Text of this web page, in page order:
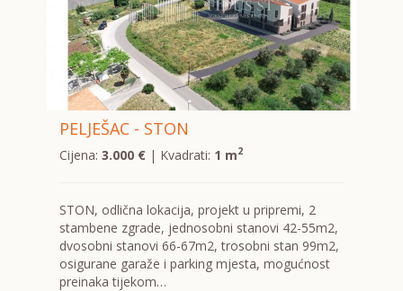
PELJEŠAC - STON
Cijena: 3.000 €| Kvadrati: 1 m2
STON, odlična lokacija, projekt u pripremi, 2
stambene zgrade, jednosobni stanovi 42-55m2,
dvosobni stanovi 66-67m2, trosobni stan 99m2,
osigurane garaže i parking mjesta, mogućnost
preinaka tijekom…